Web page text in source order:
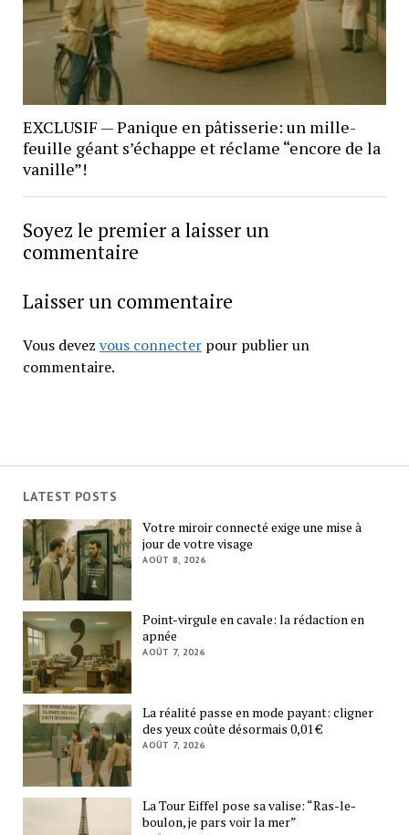
EXCLUSIF — Panique en pâtisserie: un mille-
feuille géant s’échappe et réclame “encore de la
vanille”!
Soyez le premier a laisser un
commentaire
Laisser un commentaire
Vous devez vous connecterpour publier un
commentaire.
LATEST POSTS
Votre miroir connecté exige une mise à
jour de votre visage
AOÛT 8, 2026
Point-virgule en cavale: la rédaction en
apnée
AOÛT 7, 2026
La réalité passe en mode payant: cligner
des yeux coûte désormais 0,01 €
AOÛT 7, 2026
La Tour Eiffel pose sa valise: “Ras-le-
boulon, je pars voir la mer”